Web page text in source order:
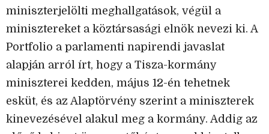
miniszterjelölti meghallgatások, végül a
minisztereket a köztársasági elnök nevezi ki. A
Portfolio a parlamenti napirendi javaslat
alapján arról írt, hogy a Tisza-kormány
miniszterei kedden, május 12-én tehetnek
esküt, és az Alaptörvény szerint a miniszterek
kinevezésével alakul meg a kormány. Addig az